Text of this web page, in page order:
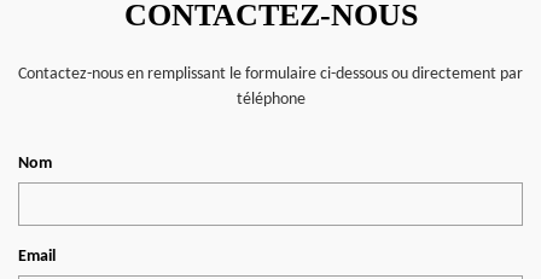
CONTACTEZ-NOUS
Contactez-nous en remplissant le formulaire ci-dessous ou directement par
téléphone
Nom
Email